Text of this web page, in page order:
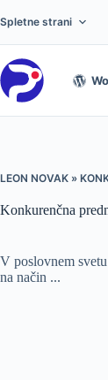
na
Spletne strani
LEON NOVAK »
Konkurenčna
V poslovnem
na način ...